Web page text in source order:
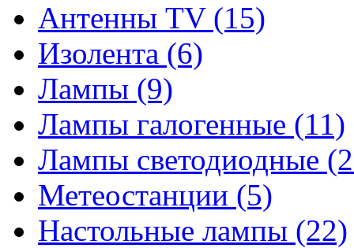
Антенны TV (15)
Изолента (6)
Лампы (9)
Лампы галогенные (11)
Лампы светодиодные
Метеостанции (5)
Настольные лампы (22)